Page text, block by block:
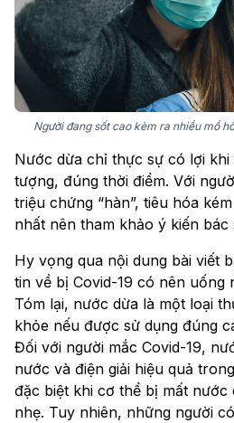
Người đang sốt cao kèm ra nhiều mồ
Nước dừa chỉ thực sự có lợi khi
tượng, đúng thời điểm. Với
triệu chứng “hàn”, tiêu hóa
nhất nên tham khảo ý kiến
Hy vọng qua nội dung bài viết
tin về bị Covid-19 có nên uống
Tóm lại, nước dừa là một loại
khỏe nếu được sử dụng đúng
Đối với người mắc Covid-19,
nước và điện giải hiệu quả
đặc biệt khi cơ thể bị mất nước
nhẹ. Tuy nhiên, những người